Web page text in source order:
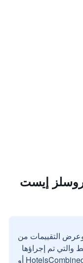
إيست
التقييمات من
والتي تم إجراؤها
بواسطة مستخدمين حقيقيين مع HotelsCombined أو